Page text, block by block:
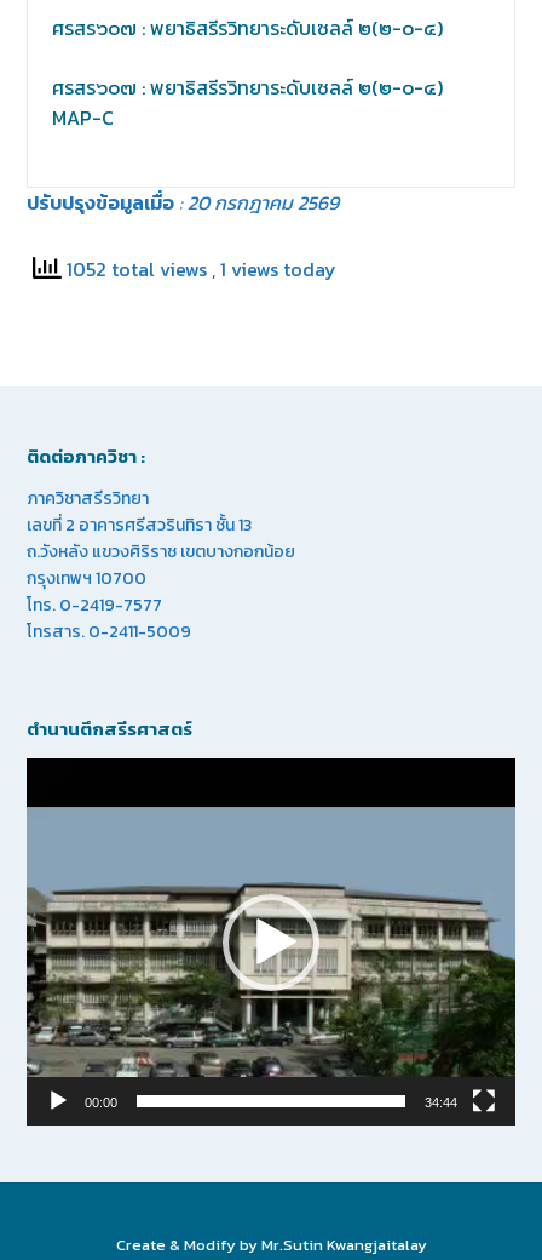
ศรสร๖๐๗ : พยาธิสรีรวิทยาระดับเซลล์ ๒(๒-๐-๔)
ศรสร๖๐๗ : พยาธิสรีรวิทยาระดับเซลล์ ๒(๒-๐-๔)
MAP-C
ปรับปรุงข้อมูลเมื่อ : 20 กรกฎาคม 2569
1052 total views , 1 views today
ติดต่อภาควิชา :
ภาควิชาสรีรวิทยา
เลขที่ 2 อาคารศรีสวรินทิรา ชั้น 13
ถ.วังหลัง แขวงศิริราช เขตบางกอกน้อย
กรุงเทพฯ 10700
โทร. 0-2419-7577
โทรสาร. 0-2411-5009
ตำนานตึกสรีรศาสตร์
00:00 34:44
Create & Modify by Mr.Sutin Kwangjaitalay